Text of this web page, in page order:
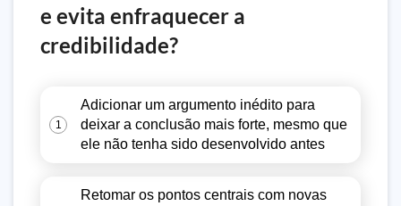
e evita enfraquecer a
credibilidade?
1
Adicionar um argumento inédito para
deixar a conclusão mais forte, mesmo que
ele não tenha sido desenvolvido antes
Retomar os pontos centrais com novas